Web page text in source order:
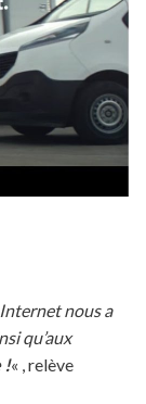
nous a
qu’aux
!« , relève